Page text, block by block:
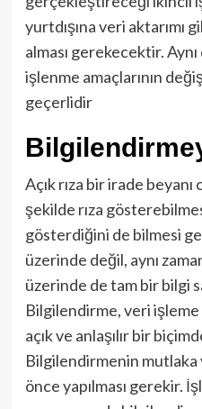
yurtdışına veri aktarımı
alması gerekecektir.
işlenme amaçlarının
geçerlidir
Açık rıza bir irade
şekilde rıza
gösterdiğini de bilmesi
üzerinde değil, aynı
üzerinde de tam bir bilgi
Bilgilendirme, veri
açık ve anlaşılır bir
Bilgilendirmenin
önce yapılması gerekir.